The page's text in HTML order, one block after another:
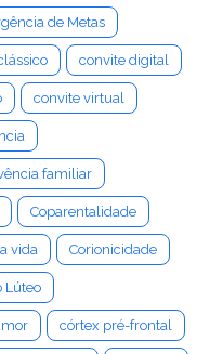
de Metas
convite digital
convite virtual
familiar
Coparentalidade
vida Corionicidade
Lúteo
córtex pré-frontal